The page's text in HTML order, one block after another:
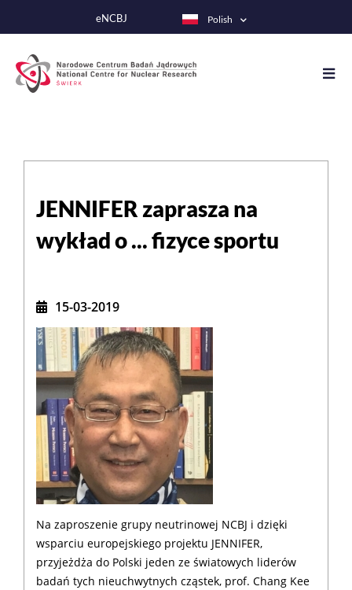
do
eNCBJ Polish
JENNIFER zaprasza na
wykład o ... fizyce sportu
15-03-2019
Na zaproszenie grupy neutrinowej NCBJ i dzięki
wsparciu europejskiego projektu JENNIFER,
przyjeżdża do Polski jeden ze światowych liderów
badań tych nieuchwytnych cząstek, prof. Chang Kee